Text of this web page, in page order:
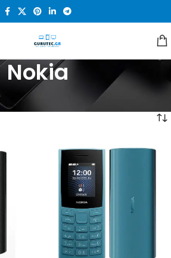
Nokia
Προβάλλονται όλα - 5 αποτελέσματα